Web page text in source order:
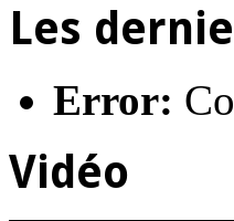
Les
Error:
Vidéo